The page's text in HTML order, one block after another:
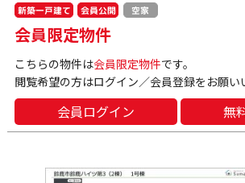
新築一戸建て 会員公開 空家
会員限定物件
こちらの物件は会員限定物件です。
閲覧希望の方はログイン／会員登録をお願い
会員ログイン 無